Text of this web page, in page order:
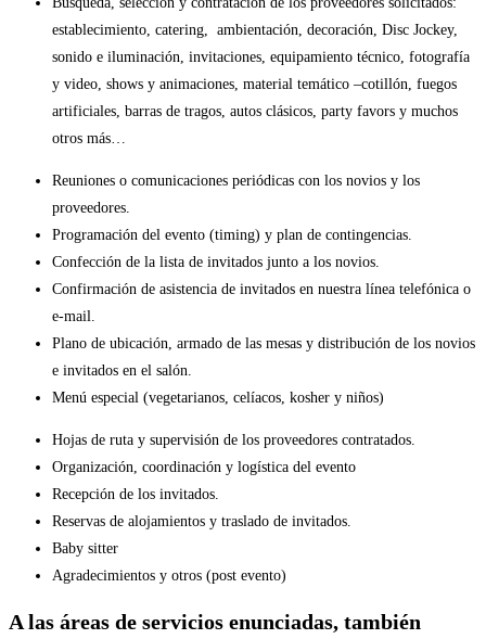
establecimiento, catering, ambientación, decoración, Disc Jockey,
sonido e iluminación, invitaciones, equipamiento técnico, fotografía
y video, shows y animaciones, material temático –cotillón, fuegos
artificiales, barras de tragos, autos clásicos, party favors y muchos
otros más…
Reuniones o comunicaciones periódicas con los novios y los
proveedores.
Programación del evento (timing) y plan de contingencias.
Confección de la lista de invitados junto a los novios.
Confirmación de asistencia de invitados en nuestra línea telefónica o
e-mail.
Plano de ubicación, armado de las mesas y distribución de los novios
e invitados en el salón.
Menú especial (vegetarianos, celíacos, kosher y niños)
Hojas de ruta y supervisión de los proveedores contratados.
Organización, coordinación y logística del evento
Recepción de los invitados.
Reservas de alojamientos y traslado de invitados.
Baby sitter
Agradecimientos y otros (post evento)
A las áreas de servicios enunciadas, también